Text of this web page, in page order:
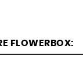
FLOWERBOX: